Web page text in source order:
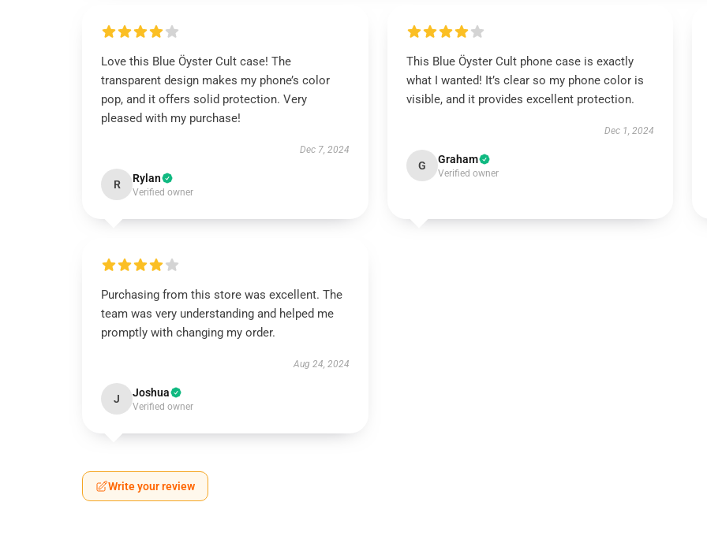
Love this Blue Öyster Cult case! The
transparent design makes my phone’s color
pop, and it offers solid protection. Very
pleased with my purchase!
Dec 7, 2024
R Rylan
Verified owner
This Blue Öyster Cult phone case is exactly
what I wanted! It’s clear so my phone color is
visible, and it provides excellent protection.
Dec 1, 2024
G Graham
Verified owner
Purchasing from this store was excellent. The
team was very understanding and helped me
promptly with changing my order.
Aug 24, 2024
J Joshua
Verified owner
Write your review